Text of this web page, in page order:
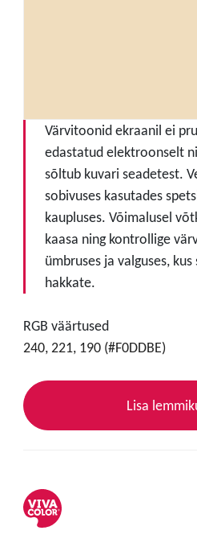
Värvitoonid ekraanil ei
edastatud elektroonselt
sõltub kuvari seadetest.
sobivuses kasutades
kaupluses. Võimalusel
kaasa ning kontrollige
ümbruses ja valguses,
hakkate.
RGB väärtused
240, 221, 190 (#F0DDBE)
Lisa